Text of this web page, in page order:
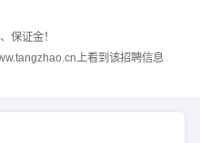
保证金！
上看到该招聘信息